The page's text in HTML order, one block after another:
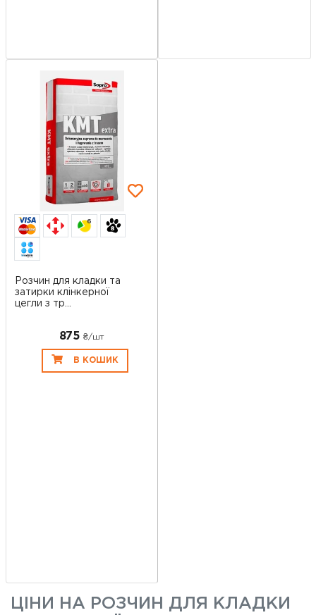
6
Розчин для кладки та
затирки клінкерної
цегли з тр...
875 ₴/шт
В КОШИК
ЦІНИ НА РОЗЧИН ДЛЯ КЛАДКИ